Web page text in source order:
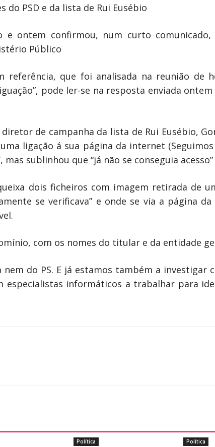
do PSD e da lista de Rui Eusébio
e ontem confirmou, num curto
Público
referência, que foi analisada na reunião de
pode ler-se na resposta enviada
de campanha da lista de Rui Eusébio,
ligação á sua página da internet
mas sublinhou que “já não se conseguia acesso”
dois ficheiros com imagem retirada de
se verificava” e onde se via a página
com os nomes do titular e da entidade
do PS. E já estamos também a investigar
especialistas informáticos a trabalhar para
Política Política